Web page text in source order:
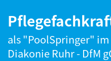
als "PoolSpringer"
Diakonie Ruhr - DfM